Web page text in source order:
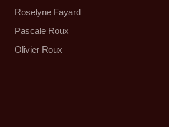
Roselyne Fayard
Pascale Roux
Olivier Roux